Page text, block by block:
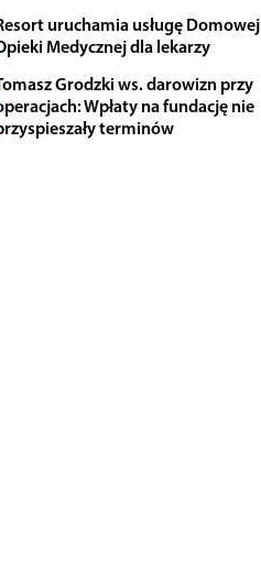
uruchamia usługę Domowej
Medycznej dla lekarzy
Grodzki ws. darowizn przy
Wpłaty na fundację nie
terminów